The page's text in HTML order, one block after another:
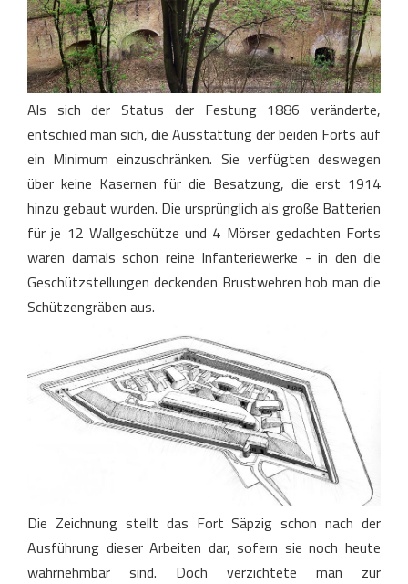
Als sich der Status der Festung 1886 veränderte,
entschied man sich, die Ausstattung der beiden Forts auf
ein Minimum einzuschränken. Sie verfügten deswegen
über keine Kasernen für die Besatzung, die erst 1914
hinzu gebaut wurden. Die ursprünglich als große Batterien
für je 12 Wallgeschütze und 4 Mörser gedachten Forts
waren damals schon reine Infanteriewerke - in den die
Geschützstellungen deckenden Brustwehren hob man die
Schützengräben aus.
Die Zeichnung stellt das Fort Säpzig schon nach der
Ausführung dieser Arbeiten dar, sofern sie noch heute
wahrnehmbar sind. Doch verzichtete man zur